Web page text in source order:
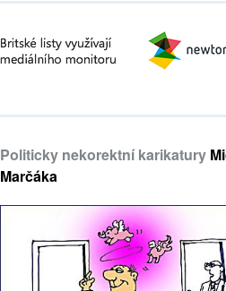
Politicky nekorektní karikatury
Marčáka